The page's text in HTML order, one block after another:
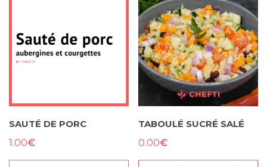
SAUTÉ DE PORC
1.00€
TABOULÉ SUCRÉ SALÉ
0.00€